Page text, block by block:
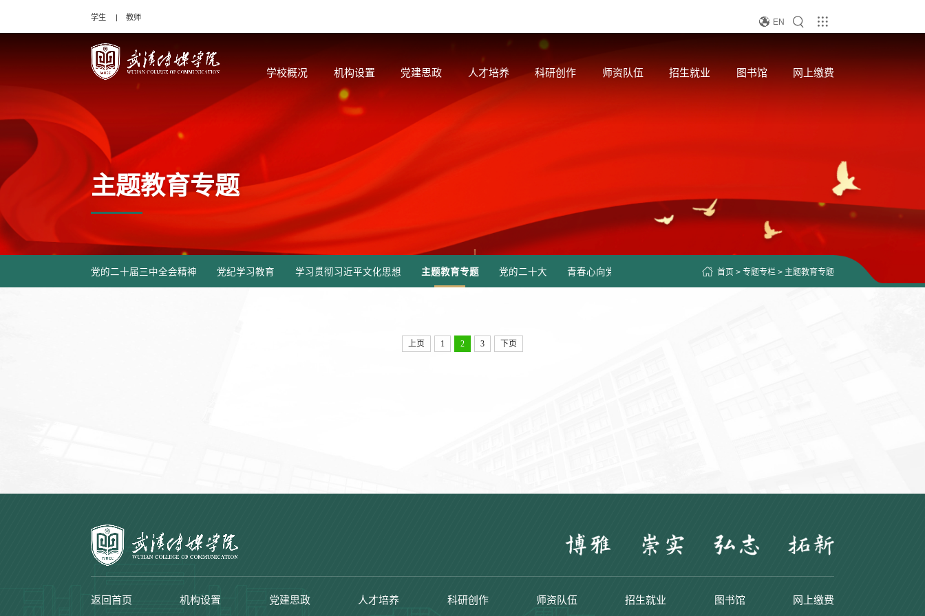
学生 教师 EN
学校概况 机构设置 党建思政 人才培养 科研创作 师资队伍 招生就业 图书馆 网上缴费
主题教育专题
党的二十届三中全会精神 党纪学习教育 学习贯彻习近平文化思想 主题教育专题 党的二十大 青春心向党 首页 > 专题专栏 > 主题教育专题
上页 1 2 3 下页
返回首页 机构设置 党建思政 人才培养 科研创作 师资队伍 招生就业 图书馆 网上缴费